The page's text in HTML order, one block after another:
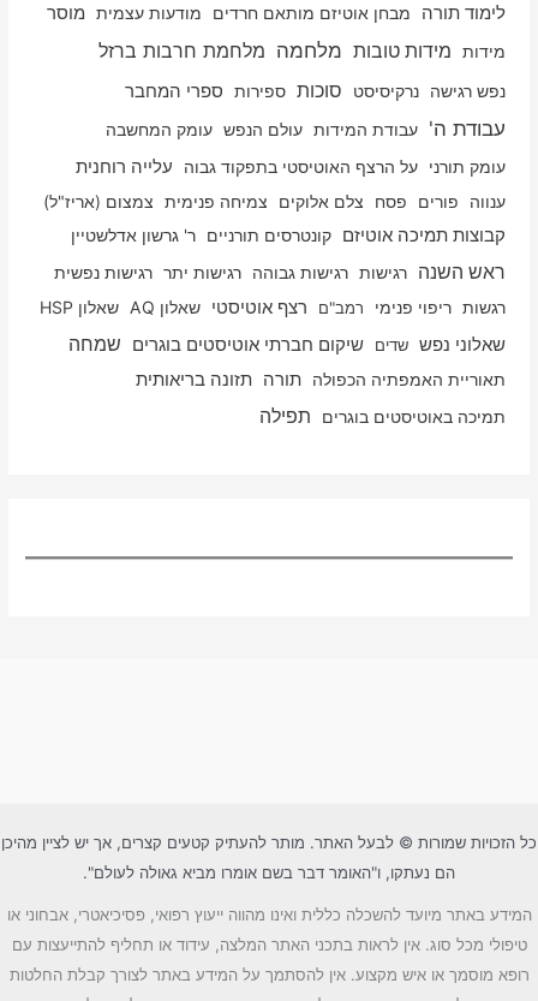
לימוד תורה
מבחן אוטיזם מותאם חרדים מודעות עצמית מוסר
מידות מידות טובות מלחמה מלחמת חרבות ברזל
נפש רגישה נרקיסיסט סוכות ספירות ספרי המחבר
עבודת ה' עבודת המידות עולם הנפש עומק המחשבה
עומק תורני על הרצף האוטיסטי בתפקוד גבוה עלייה רוחנית
ענווה פורים פסח צלם אלוקים צמיחה פנימית צמצום (אריז"ל)
קבוצות תמיכה אוטיזם קונטרסים תורניים ר' גרשון אדלשטיין
ראש השנה רגישות רגישות גבוהה רגישות יתר רגישות נפשית
רגשות ריפוי פנימי רמב"ם רצף אוטיסטי שאלון AQ שאלון HSP
שאלוני נפש שדים שיקום חברתי אוטיסטים בוגרים שמחה
תאוריית האמפתיה הכפולה תורה תזונה בריאותית
תמיכה באוטיסטים בוגרים תפילה
כל הזכויות שמורות © לבעל האתר. מותר להעתיק קטעים קצרים, אך יש לציין מהיכן
הם נעתקו, ו"האומר דבר בשם אומרו מביא גאולה לעולם".
המידע באתר מיועד להשכלה כללית ואינו מהווה ייעוץ רפואי, פסיכיאטרי, אבחוני או
טיפולי מכל סוג. אין לראות בתכני האתר המלצה, עידוד או תחליף להתייעצות עם
רופא מוסמך או איש מקצוע. אין להסתמך על המידע באתר לצורך קבלת החלטות